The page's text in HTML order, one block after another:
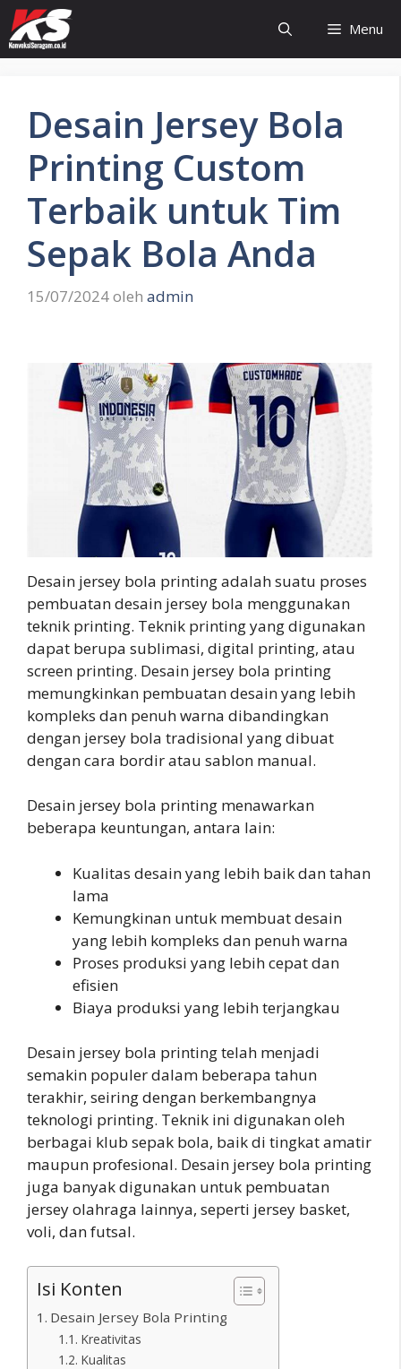
Langsung
ke
isi
Menu
Desain Jersey Bola
Printing Custom
Terbaik untuk Tim
Sepak Bola Anda
15/07/2024oleh admin
Desain jersey bola printing adalah suatu proses
pembuatan desain jersey bola menggunakan
teknik printing. Teknik printing yang digunakan
dapat berupa sublimasi, digital printing, atau
screen printing. Desain jersey bola printing
memungkinkan pembuatan desain yang lebih
kompleks dan penuh warna dibandingkan
dengan jersey bola tradisional yang dibuat
dengan cara bordir atau sablon manual.
Desain jersey bola printing menawarkan
beberapa keuntungan, antara lain:
Kualitas desain yang lebih baik dan tahan
lama
Kemungkinan untuk membuat desain
yang lebih kompleks dan penuh warna
Proses produksi yang lebih cepat dan
efisien
Biaya produksi yang lebih terjangkau
Desain jersey bola printing telah menjadi
semakin populer dalam beberapa tahun
terakhir, seiring dengan berkembangnya
teknologi printing. Teknik ini digunakan oleh
berbagai klub sepak bola, baik di tingkat amatir
maupun profesional. Desain jersey bola printing
juga banyak digunakan untuk pembuatan
jersey olahraga lainnya, seperti jersey basket,
voli, dan futsal.
Isi Konten
Desain Jersey Bola Printing
Kreativitas
Kualitas